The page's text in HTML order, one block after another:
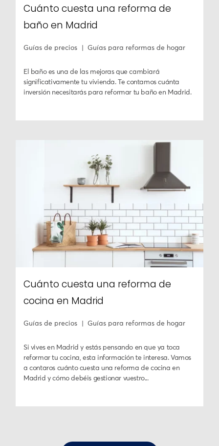
Cuánto cuesta una reforma de
baño en Madrid
Guías de precios Guías para reformas de hogar
El baño es una de las mejoras que cambiará
significativamente tu vivienda. Te contamos cuánta
inversión necesitarás para reformar tu baño en Madrid.
Cuánto cuesta una reforma de
cocina en Madrid
Guías de precios Guías para reformas de hogar
Si vives en Madrid y estás pensando en que ya toca
reformar tu cocina, esta información te interesa. Vamos
a contaros cuánto cuesta una reforma de cocina en
Madrid y cómo debéis gestionar vuestro...